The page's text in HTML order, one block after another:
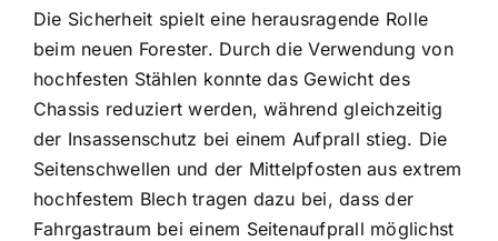
Die Sicherheit spielt eine herausragende Rolle
beim neuen Forester. Durch die Verwendung von
hochfesten Stählen konnte das Gewicht des
Chassis reduziert werden, während gleichzeitig
der Insassenschutz bei einem Aufprall stieg. Die
Seitenschwellen und der Mittelpfosten aus extrem
hochfestem Blech tragen dazu bei, dass der
Fahrgastraum bei einem Seitenaufprall möglichst